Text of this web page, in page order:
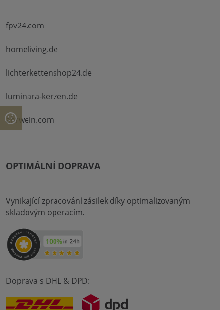
fpv24.com
homeliving.de
lichterkettenshop24.de
luminara-kerzen.de
ahrwein.com
OPTIMÁLNÍ DOPRAVA
Vynikající zpracování zásilek díky optimalizovaným
skladovým operacím.
Doprava s DHL & DPD: